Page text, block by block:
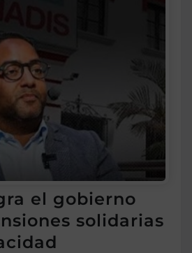
el gobierno
solidarias